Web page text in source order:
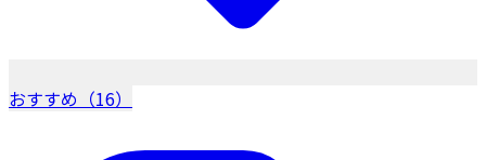
おすすめ（16）